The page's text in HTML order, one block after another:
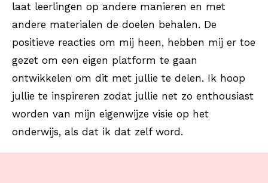
laat leerlingen op andere manieren en met
andere materialen de doelen behalen. De
positieve reacties om mij heen, hebben mij er toe
gezet om een eigen platform te gaan
ontwikkelen om dit met jullie te delen. Ik hoop
jullie te inspireren zodat jullie net zo enthousiast
worden van mijn eigenwijze visie op het
onderwijs, als dat ik dat zelf word.